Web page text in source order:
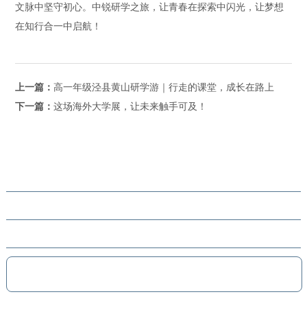
文脉中坚守初心。中锐研学之旅，让青春在探索中闪光，让梦想
在知行合一中启航！
上一篇：高一年级泾县黄山研学游｜行走的课堂，成长在路上
下一篇：这场海外大学展，让未来触手可及！